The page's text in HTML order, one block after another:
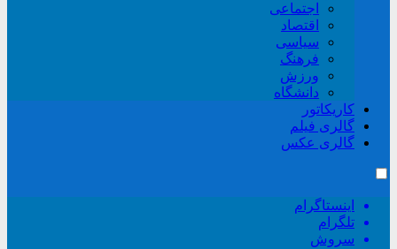
اجتماعی
اقتصاد
سیاسی
فرهنگ
ورزش
دانشگاه
کاریکاتور
گالری فیلم
گالری عکس
اینستاگرام
تلگرام
سروش